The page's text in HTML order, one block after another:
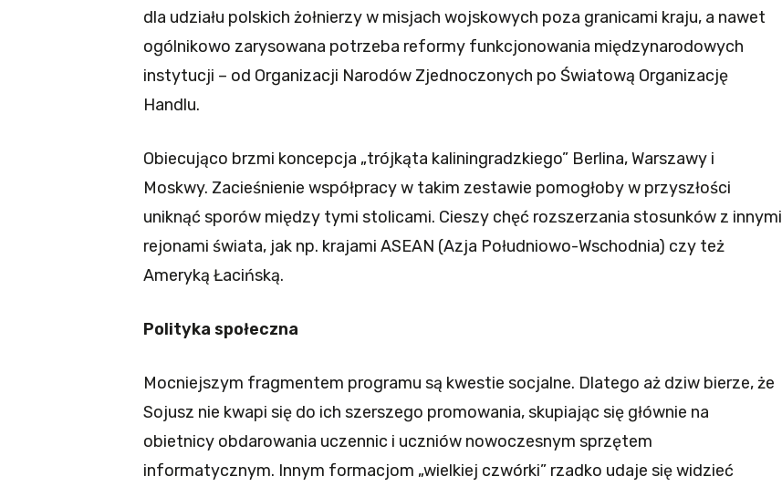
dla udziału polskich żołnierzy w misjach wojskowych poza granicami kraju, a nawet
ogólnikowo zarysowana potrzeba reformy funkcjonowania międzynarodowych
instytucji – od Organizacji Narodów Zjednoczonych po Światową Organizację
Handlu.
Obiecująco brzmi koncepcja „trójkąta kaliningradzkiego” Berlina, Warszawy i
Moskwy. Zacieśnienie współpracy w takim zestawie pomogłoby w przyszłości
uniknąć sporów między tymi stolicami. Cieszy chęć rozszerzania stosunków z innymi
rejonami świata, jak np. krajami ASEAN (Azja Południowo-Wschodnia) czy też
Ameryką Łacińską.
Polityka społeczna
Mocniejszym fragmentem programu są kwestie socjalne. Dlatego aż dziw bierze, że
Sojusz nie kwapi się do ich szerszego promowania, skupiając się głównie na
obietnicy obdarowania uczennic i uczniów nowoczesnym sprzętem
informatycznym. Innym formacjom „wielkiej czwórki” rzadko udaje się widzieć